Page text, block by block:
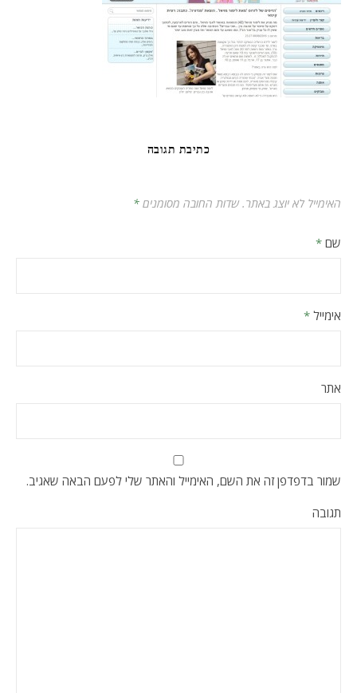
כתיבת תגובה
האימייל לא יוצג באתר. שדות החובה מסומנים *
שם *
אימייל *
אתר
שמור בדפדפן זה את השם, האימייל והאתר שלי לפעם הבאה שאגיב.
תגובה